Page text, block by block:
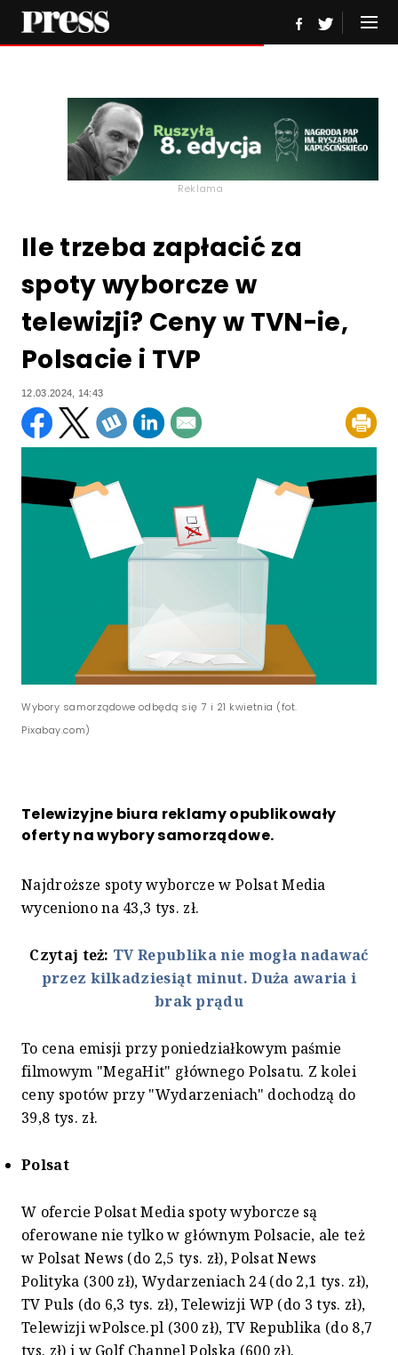
Reklama
Ile trzeba zapłacić za
spoty wyborcze w
telewizji? Ceny w TVN-ie,
Polsacie i TVP
12.03.2024, 14:43
Wybory samorządowe odbędą się 7 i 21 kwietnia (fot.
Pixabay.com)
Telewizyjne biura reklamy opublikowały
oferty na wybory samorządowe.
Najdroższe spoty wyborcze w Polsat Media
wyceniono na 43,3 tys. zł.
Czytaj też: TV Republika nie mogła nadawać
przez kilkadziesiąt minut. Duża awaria i
brak prądu
To cena emisji przy poniedziałkowym paśmie
filmowym "MegaHit" głównego Polsatu. Z kolei
ceny spotów przy "Wydarzeniach" dochodzą do
39,8 tys. zł.
Polsat
W ofercie Polsat Media spoty wyborcze są
oferowane nie tylko w głównym Polsacie, ale też
w Polsat News (do 2,5 tys. zł), Polsat News
Polityka (300 zł), Wydarzeniach 24 (do 2,1 tys. zł),
TV Puls (do 6,3 tys. zł), Telewizji WP (do 3 tys. zł),
Telewizji wPolsce.pl (300 zł), TV Republika (do 8,7
tys. zł) i w Golf Channel Polska (600 zł).